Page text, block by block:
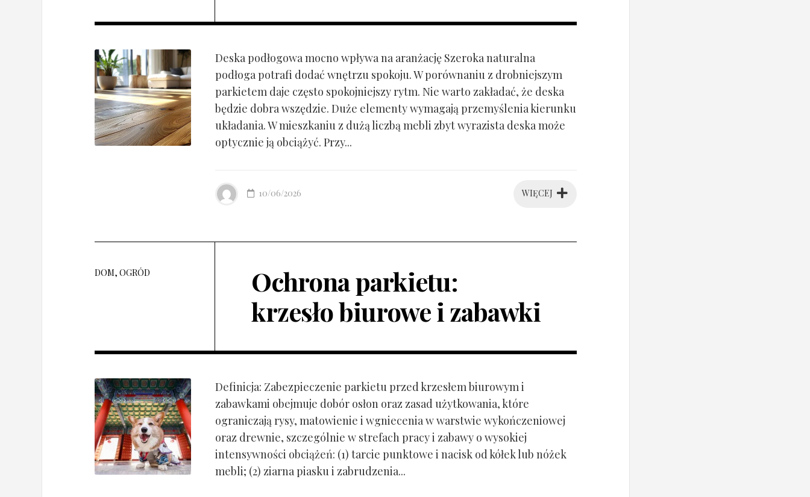
Deska podłogowa mocno wpływa na aranżację Szeroka naturalna
podłoga potrafi dodać wnętrzu spokoju. W porównaniu z drobniejszym
parkietem daje często spokojniejszy rytm. Nie warto zakładać, że deska
będzie dobra wszędzie. Duże elementy wymagają przemyślenia kierunku
układania. W mieszkaniu z dużą liczbą mebli zbyt wyrazista deska może
optycznie ją obciążyć. Przy...
WIĘCEJ
10/06/2026
DOM, OGRÓD
Ochrona parkietu:
krzesło biurowe i zabawki
Definicja: Zabezpieczenie parkietu przed krzesłem biurowym i
zabawkami obejmuje dobór osłon oraz zasad użytkowania, które
ograniczają rysy, matowienie i wgniecenia w warstwie wykończeniowej
oraz drewnie, szczególnie w strefach pracy i zabawy o wysokiej
intensywności obciążeń: (1) tarcie punktowe i nacisk od kółek lub nóżek
mebli; (2) ziarna piasku i zabrudzenia...